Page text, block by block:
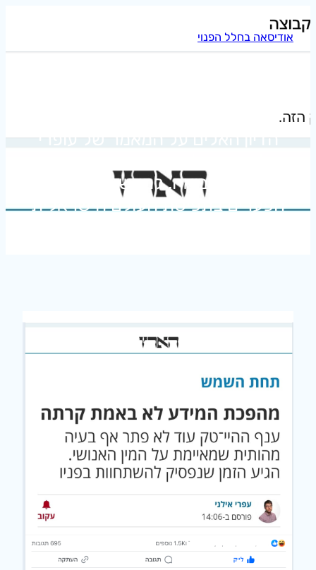
לתוכןאודיסאה בחלל הפנוי
הדיון האלים על המאמר של עופרי
הערך שהביאה, למעשה חושף את
הפערים בתפיסת העולם הישראלית